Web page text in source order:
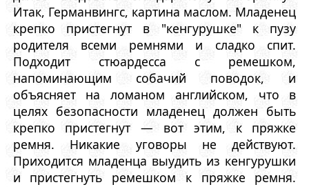
Итак, Германвингс, картина маслом. Младенец
крепко пристегнут в "кенгурушке" к пузу
родителя всеми ремнями и сладко спит.
Подходит стюардесса с ремешком,
напоминающим собачий поводок, и
объясняет на ломаном английском, что в
целях безопасности младенец должен быть
крепко пристегнут — вот этим, к пряжке
ремня. Никакие уговоры не действуют.
Приходится младенца выудить из кенгурушки
и пристегнуть ремешком к пряжке ремня.